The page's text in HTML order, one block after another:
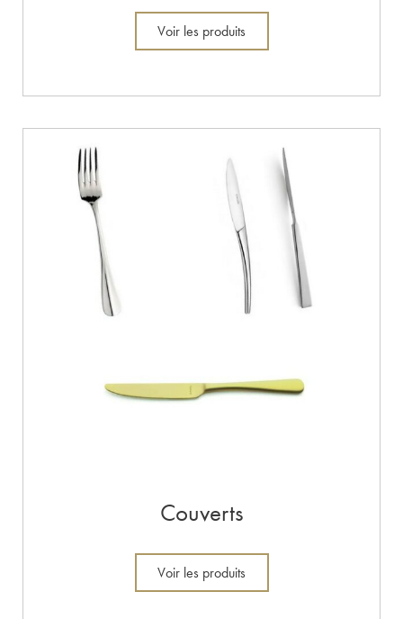
Voir les produits
Couverts
Voir les produits